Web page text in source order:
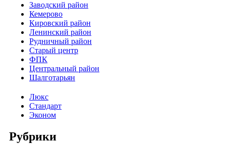
Заводский район
Кемерово
Кировский район
Ленинский район
Рудничный район
Старый центр
ФПК
Центральный район
Шалготарьян
Люкс
Стандарт
Эконом
Рубрики